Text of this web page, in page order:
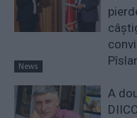
News
A